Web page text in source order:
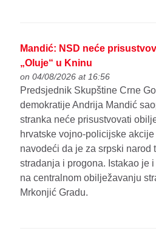
Mandić: NSD neće
„Oluje“ u Kninu
on 04/08/2026 at 16:56
Predsjednik Skupštine Crne
demokratije Andrija Mandić
stranka neće prisustvovati
hrvatske vojno-policijske akcije
navodeći da je za srpski narod
stradanja i progona. Istakao je
na centralnom obilježavanju
Mrkonjić Gradu.